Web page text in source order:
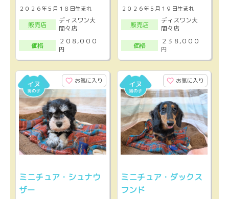
２０２６年５月１８日生まれ
販売店
ディスワン大
間々店
価格
２０８,０００
円
２０２６年５月１９日生まれ
販売店
ディスワン大
間々店
価格
２３８,０００
円
お気に入り
ミニチュア・シュナウ
ザー
お気に入り
ミニチュア・ダックス
フンド